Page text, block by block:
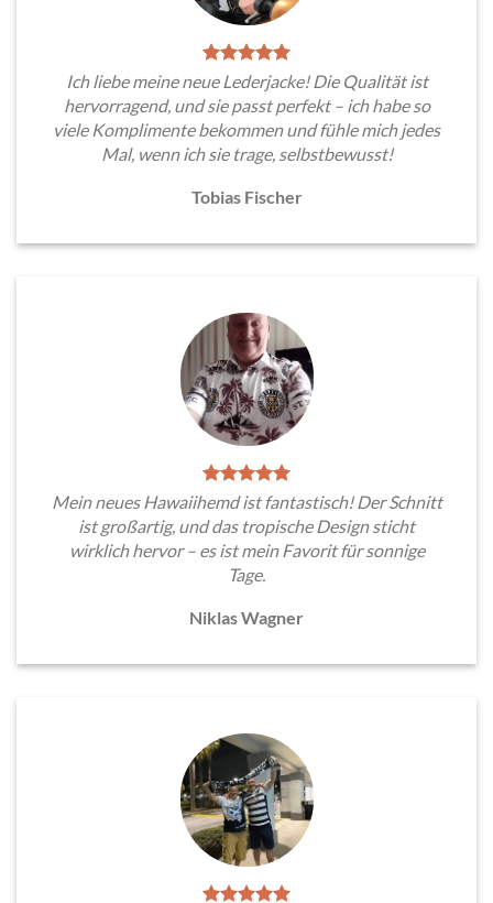
Ich liebe meine neue Lederjacke! Die Qualität ist
hervorragend, und sie passt perfekt – ich habe so
viele Komplimente bekommen und fühle mich jedes
Mal, wenn ich sie trage, selbstbewusst!
Tobias Fischer
Mein neues Hawaiihemd ist fantastisch! Der Schnitt
ist großartig, und das tropische Design sticht
wirklich hervor – es ist mein Favorit für sonnige
Tage.
Niklas Wagner